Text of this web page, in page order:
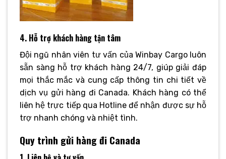
4. Hỗ trợ khách hàng tận tâm
Đội ngũ nhân viên tư vấn của Winbay Cargo luôn
sẵn sàng hỗ trợ khách hàng 24/7, giúp giải đáp
mọi thắc mắc và cung cấp thông tin chi tiết về
dịch vụ gửi hàng đi Canada. Khách hàng có thể
liên hệ trực tiếp qua Hotline để nhận được sự hỗ
trợ nhanh chóng và nhiệt tình.
Quy trình gửi hàng đi Canada